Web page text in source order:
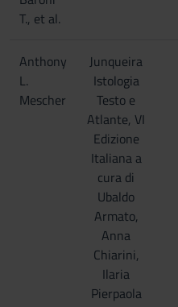
T., et al.
Anthony
L.
Mescher
Junqueira
Istologia
Testo e
Atlante, VI
Edizione
Italiana a
cura di
Ubaldo
Armato,
Anna
Chiarini,
Ilaria
Pierpaola